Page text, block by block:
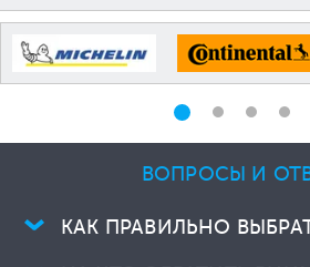
ВОПРОСЫ И
КАК ПРАВИЛЬНО